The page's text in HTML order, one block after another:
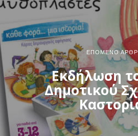
ΕΠΌΜΕΝΟ
Εκδήλωση
Δημοτικού